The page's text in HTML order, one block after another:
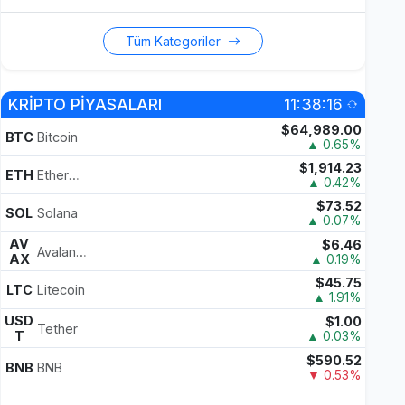
Tüm Kategoriler
KRİPTO PİYASALARI 11:38:16
BTC Bitcoin $64,989.00
▲ 0.65%
ETH Ethereum $1,914.23
▲ 0.42%
SOL Solana $73.52
▲ 0.07%
AV
AX
Avalanche $6.46
▲ 0.19%
LTC Litecoin $45.75
▲ 1.91%
USD
T
Tether $1.00
▲ 0.03%
BNB BNB $590.52
▼ 0.53%